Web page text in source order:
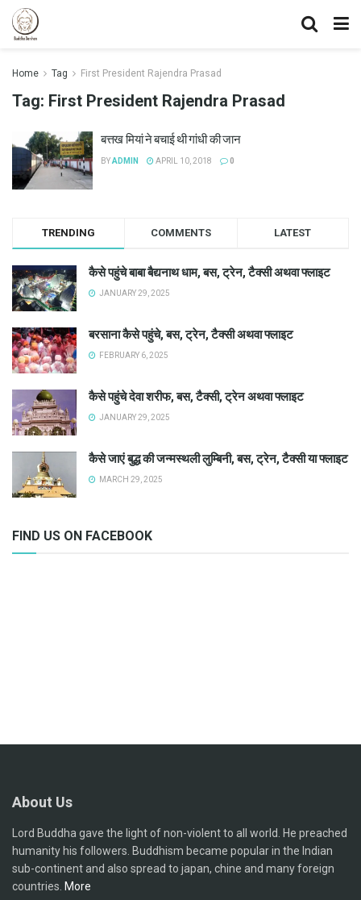
Home Tag First President Rajendra Prasad
Tag: First President Rajendra Prasad
बत्तख मियां ने बचाई थी गांधी की जान
BYADMIN APRIL 10, 2018 0
TRENDING COMMENTS LATEST
कैसे पहुंचे बाबा बैद्यनाथ धाम, बस, ट्रेन, टैक्सी अथवा फ्लाइट
JANUARY 29, 2025
बरसाना कैसे पहुंचे, बस, ट्रेन, टैक्सी अथवा फ्लाइट
FEBRUARY 6, 2025
कैसे पहुंचे देवा शरीफ, बस, टैक्सी, ट्रेन अथवा फ्लाइट
JANUARY 29, 2025
कैसे जाएं बुद्ध की जन्मस्थली लुम्बिनी, बस, ट्रेन, टैक्सी या फ्लाइट
MARCH 29, 2025
FIND US ON FACEBOOK
About Us
Lord Buddha gave the light of non-violent to all world. He preached
humanity his followers. Buddhism became popular in the Indian
sub-continent and also spread to japan, chine and many foreign
countries. More